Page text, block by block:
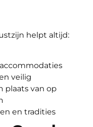
helpt altijd:
veilig
plaats van op
en tradities